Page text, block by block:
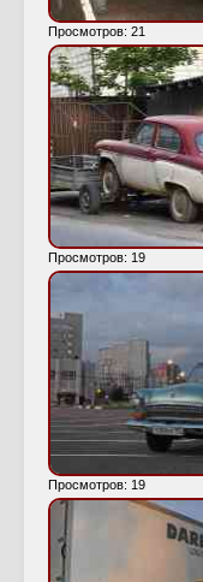
Просмотров: 21
Просмотров: 19
Просмотров: 19